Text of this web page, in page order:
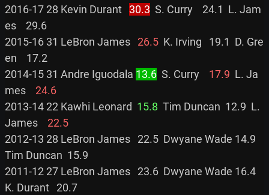
2016-17 28 Kevin Durant 30.3
  S. Curry    24.1  L. Jam
es    29.6
2015-16 31 LeBron James 26.5
  K. Irving   19.1  D. Gre
en    17.2
2014-15 31 Andre Iguodala 13.6
  S. Curry
17.9
  L. Ja
mes 24.6
2013-14 22 Kawhi Leonard 15.8
  Tim Duncan  12.9  L.
James 22.5
2012-13 28 LeBron James   22.5  Dwyane Wade 14.9
Tim Duncan  15.9
2011-12 27 LeBron James   23.6  Dwyane Wade 16.4
K. Durant   20.7